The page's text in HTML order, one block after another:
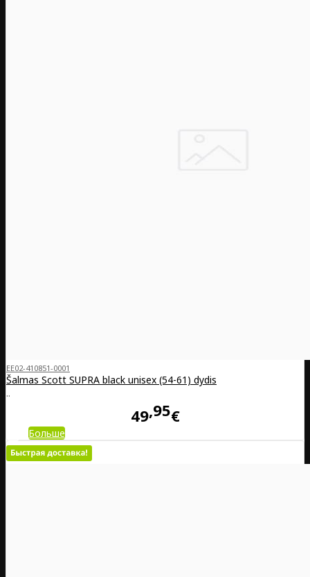
EE02-410851-0001
Šalmas Scott SUPRA black unisex (54-61) dydis
..
49 95€
Больше